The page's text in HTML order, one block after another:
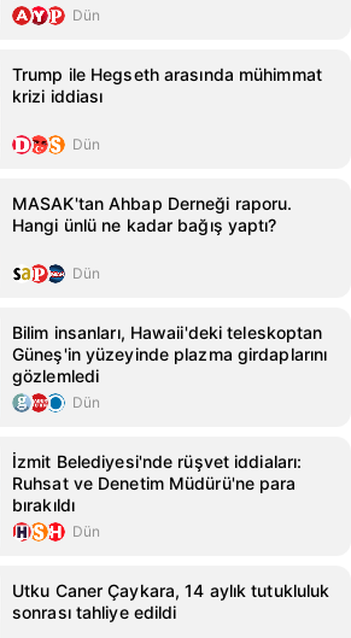
Dün
Trump ile Hegseth arasında mühimmat
krizi iddiası
Dün
MASAK'tan Ahbap Derneği raporu.
Hangi ünlü ne kadar bağış yaptı?
Dün
Bilim insanları, Hawaii'deki teleskoptan
Güneş'in yüzeyinde plazma girdaplarını
gözlemledi
Dün
İzmit Belediyesi'nde rüşvet iddiaları:
Ruhsat ve Denetim Müdürü'ne para
bırakıldı
Dün
Utku Caner Çaykara, 14 aylık tutukluluk
sonrası tahliye edildi